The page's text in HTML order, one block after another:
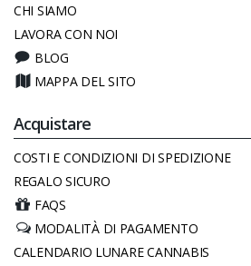
CHI SIAMO
LAVORA CON NOI
BLOG
MAPPA DEL SITO
Acquistare
COSTI E CONDIZIONI DI SPEDIZIONE
REGALO SICURO
FAQS
MODALITÀ DI PAGAMENTO
CALENDARIO LUNARE CANNABIS